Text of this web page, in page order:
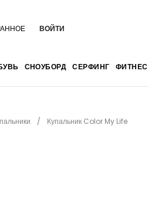
ВОЙТИ
СНОУБОРД СЕРФИНГ ФИТНЕС
Купальник Color My Life